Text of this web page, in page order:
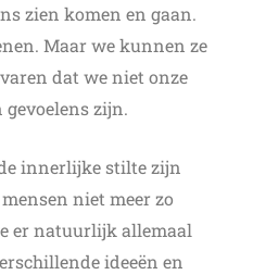
zien komen en gaan.
Maar we kunnen ze
dat we niet onze
gevoelens zijn.
innerlijke stilte zijn
niet meer zo
er natuurlijk allemaal
ideeën en